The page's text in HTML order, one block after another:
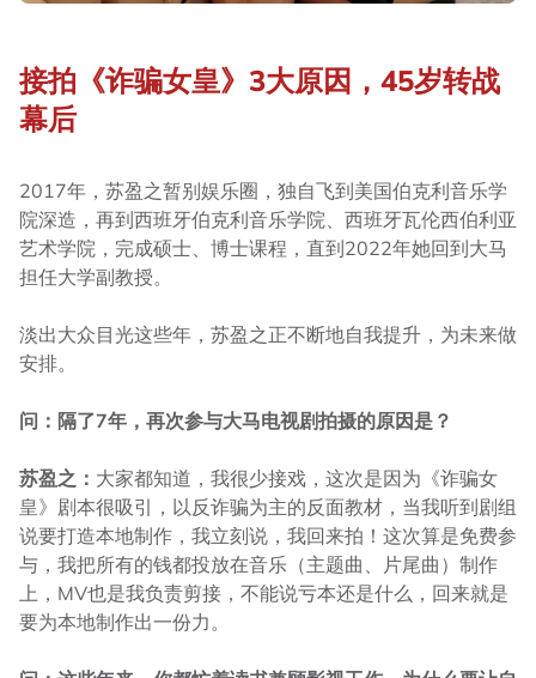
接拍《诈骗女皇》3大原因，45岁转战
幕后
2017年，苏盈之暂别娱乐圈，独自飞到美国伯克利音乐学
院深造，再到西班牙伯克利音乐学院、西班牙瓦伦西伯利亚
艺术学院，完成硕士、博士课程，直到2022年她回到大马
担任大学副教授。
淡出大众目光这些年，苏盈之正不断地自我提升，为未来做
安排。
问：隔了7年，再次参与大马电视剧拍摄的原因是？
苏盈之： 大家都知道，我很少接戏，这次是因为《诈骗女
皇》剧本很吸引，以反诈骗为主的反面教材，当我听到剧组
说要打造本地制作，我立刻说，我回来拍！这次算是免费参
与，我把所有的钱都投放在音乐（主题曲、片尾曲）制作
上，MV也是我负责剪接，不能说亏本还是什么，回来就是
要为本地制作出一份力。